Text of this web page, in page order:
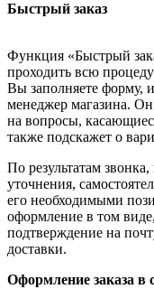
Быстрый заказ
Функция «Быстрый
проходить всю
Вы заполняете форму,
менеджер магазина. Он
на вопросы,
также подскажет о
По результатам
уточнения,
его необходимыми
оформление в том
подтверждение на
доставки.
Оформление заказа в